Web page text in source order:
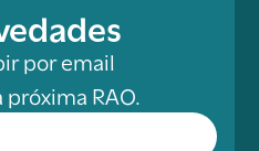
por email
RAO.